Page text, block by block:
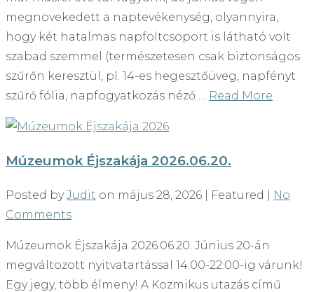
megnövekedett a naptevékenység, olyannyira,
hogy két hatalmas napfoltcsoport is látható volt
szabad szemmel (természetesen csak biztonságos
szűrőn keresztül, pl. 14-es hegesztőüveg, napfényt
szűrő fólia, napfogyatkozás néző … Read More
Múzeumok Éjszakája 2026.06.20.
Posted byJudit on május 28, 2026 | Featured
No
Comments
Múzeumok Éjszakája 2026.06.20. Június 20-án
megváltozott nyitvatartással 14:00-22:00-ig várunk!
Egy jegy, több élmeny! A Kozmikus utazás című